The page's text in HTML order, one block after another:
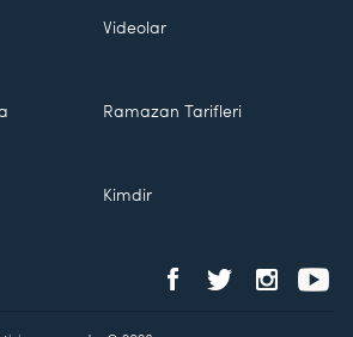
Videolar
Ramazan Tarifleri
Kimdir